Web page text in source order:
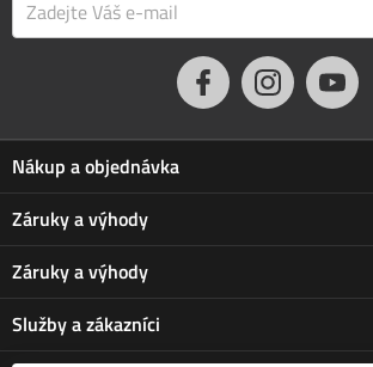
Nákup a objednávka
Obchodné podmienky
Doprava a platba
Predĺžená záruka
Záruky a výhody
Reklamácia
Vrátenie tovaru
Poškodená zásielka
Záruky a výhody
Prečo nakupovať u nás
3-ročná záruka Jarabák
Služby a zákazníci